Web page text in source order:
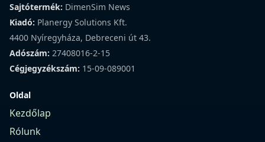
Sajtótermék: DimenSim News
Kiadó: Planergy Solutions Kft.
4400 Nyíregyháza, Debreceni út 43.
Adószám: 27408016-2-15
Cégjegyzékszám: 15-09-089001
Oldal
Kezdőlap
Rólunk